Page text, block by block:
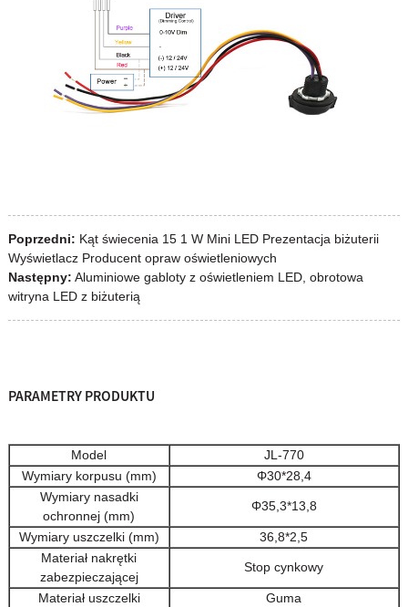
Poprzedni: Kąt świecenia 15 1 W Mini LED Prezentacja biżuterii
Wyświetlacz Producent opraw oświetleniowych
Następny: Aluminiowe gabloty z oświetleniem LED, obrotowa
witryna LED z biżuterią
PARAMETRY PRODUKTU
Model
JL-770
Wymiary korpusu (mm)
Φ30*28,4
Wymiary nasadki
ochronnej (mm)
Φ35,3*13,8
Wymiary uszczelki (mm)
36,8*2,5
Materiał nakrętki
zabezpieczającej
Stop cynkowy
Materiał uszczelki
Guma